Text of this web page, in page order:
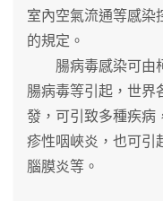
室內空氣流通等感染
的規定。
腸病毒感染可由柯
腸病毒等引起，世界
發，可引致多種疾病
疹性咽峽炎，也可引
腦膜炎等。